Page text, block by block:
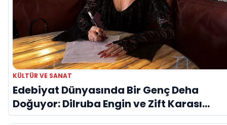
KÜLTÜR VE SANAT
Edebiyat Dünyasında Bir Genç Deha
Doğuyor: Dilruba Engin ve Zift Karası
Evreni ‘AVENOİR’